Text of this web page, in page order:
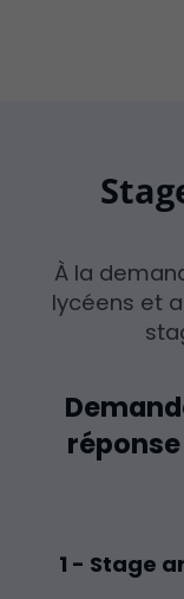
À la
lycéens et
1 - Stage